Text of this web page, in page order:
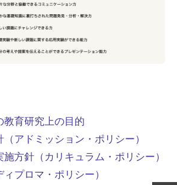
教育研究上の目的
アドミッション・ポリシー）
方針（カリキュラム・ポリシー）
プロマ・ポリシー）